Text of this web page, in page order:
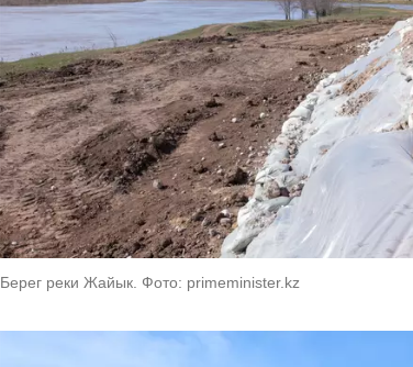
Берег реки Жайык. Фото: primeminister.kz